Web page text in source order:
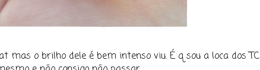
mas o brilho dele é bem intenso viu. É q sou a loca dos TC